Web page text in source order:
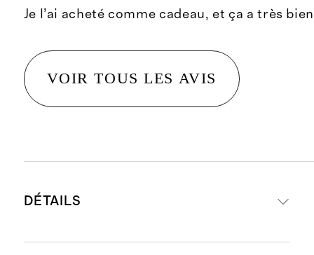
Je l’ai acheté comme cadeau, et ça a très
VOIR TOUS LES AVIS
DÉTAILS